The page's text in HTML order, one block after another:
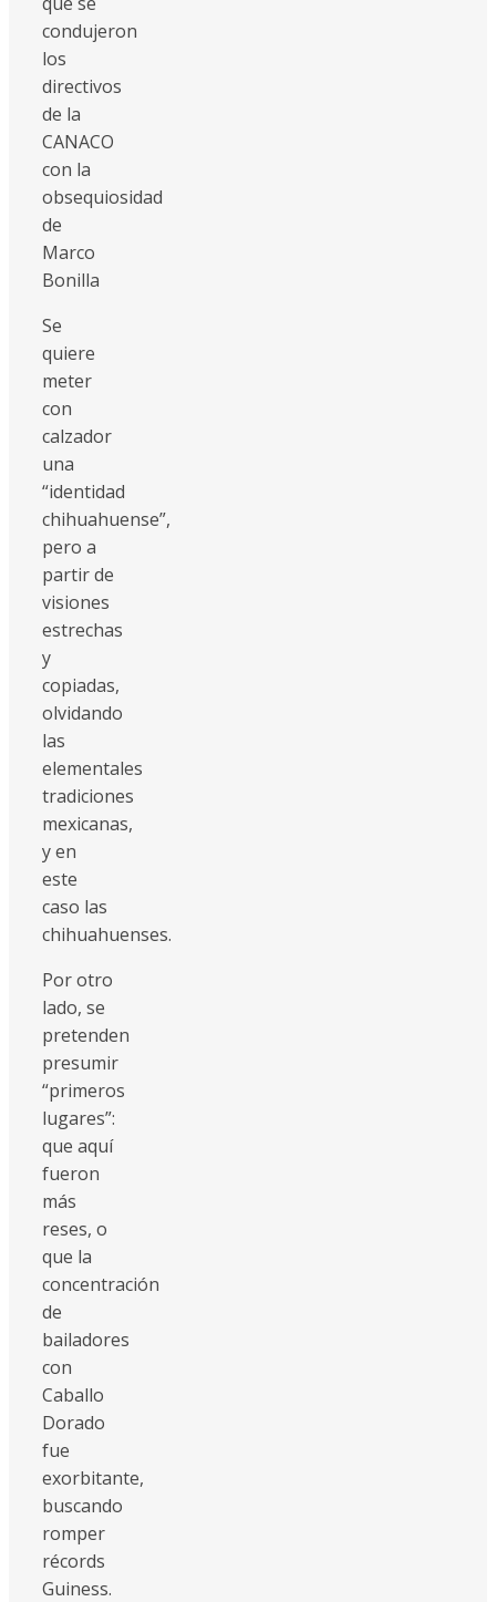
condujeron
los
directivos
de la
CANACO
con la
obsequiosidad
de
Marco
Bonilla
Se
quiere
meter
con
calzador
una
“identidad
chihuahuense”,
pero a
partir de
visiones
estrechas
y
copiadas,
olvidando
las
elementales
tradiciones
mexicanas,
y en
este
caso las
chihuahuenses.
Por otro
lado, se
pretenden
presumir
“primeros
lugares”:
que aquí
fueron
más
reses, o
que la
concentración
de
bailadores
con
Caballo
Dorado
fue
exorbitante,
buscando
romper
récords
Guiness.